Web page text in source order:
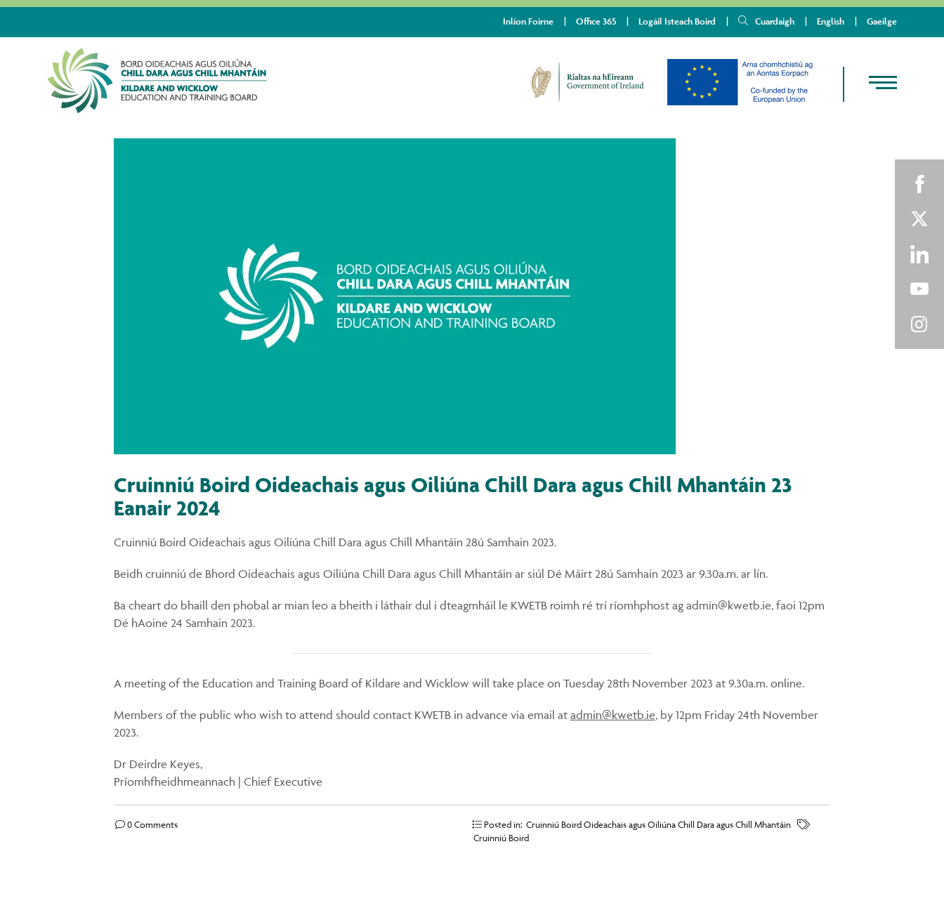
Inlíon Foirne Office 365 Logáil Isteach Boird Cuardaigh English Gaeilge
Cruinniú Boird Oideachais agus Oiliúna Chill Dara agus Chill Mhantáin 23
Eanair 2024
Cruinniú Boird Oideachais agus Oiliúna Chill Dara agus Chill Mhantáin 28ú Samhain 2023.
Beidh cruinniú de Bhord Oideachais agus Oiliúna Chill Dara agus Chill Mhantáin ar siúl Dé Máirt 28ú Samhain 2023 ar 9.30a.m. ar lín.
Ba cheart do bhaill den phobal ar mian leo a bheith i láthair dul i dteagmháil le KWETB roimh ré trí ríomhphost ag admin@kwetb.ie, faoi 12pm
Dé hAoine 24 Samhain 2023.
A meeting of the Education and Training Board of Kildare and Wicklow will take place on Tuesday 28th November 2023 at 9.30a.m. online.
Members of the public who wish to attend should contact KWETB in advance via email at admin@kwetb.ie, by 12pm Friday 24th November
2023.
Dr Deirdre Keyes,
Príomhfheidhmeannach | Chief Executive
0 Comments Posted in: Cruinniú Boird Oideachais agus Oiliúna Chill Dara agus Chill Mhantáin
Cruinniú Boird
on
on
on
on